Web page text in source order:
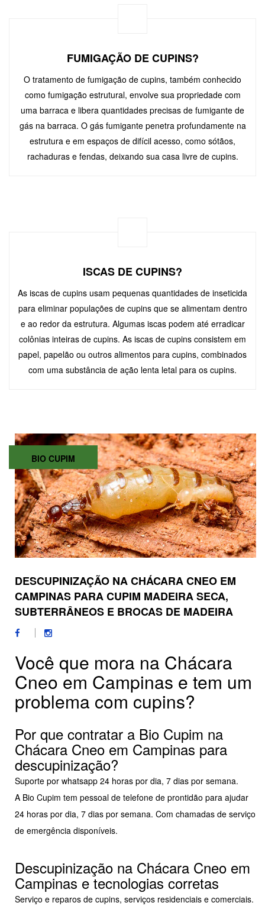
FUMIGAÇÃO DE CUPINS?
O tratamento de fumigação de cupins, também conhecido
como fumigação estrutural, envolve sua propriedade com
uma barraca e libera quantidades precisas de fumigante de
gás na barraca. O gás fumigante penetra profundamente na
estrutura e em espaços de difícil acesso, como sótãos,
rachaduras e fendas, deixando sua casa livre de cupins.
ISCAS DE CUPINS?
As iscas de cupins usam pequenas quantidades de inseticida
para eliminar populações de cupins que se alimentam dentro
e ao redor da estrutura. Algumas iscas podem até erradicar
colônias inteiras de cupins. As iscas de cupins consistem em
papel, papelão ou outros alimentos para cupins, combinados
com uma substância de ação lenta letal para os cupins.
BIO CUPIM
DESCUPINIZAÇÃO NA CHÁCARA CNEO EM
CAMPINAS PARA CUPIM MADEIRA SECA,
SUBTERRÂNEOS E BROCAS DE MADEIRA
Você que mora na Chácara
Cneo em Campinas e tem um
problema com cupins?
Por que contratar a Bio Cupim na
Chácara Cneo em Campinas para
descupinização?
Suporte por whatsapp 24 horas por dia, 7 dias por semana.
A Bio Cupim tem pessoal de telefone de prontidão para ajudar
24 horas por dia, 7 dias por semana. Com chamadas de serviço
de emergência disponíveis.
Descupinização na Chácara Cneo em
Campinas e tecnologias corretas
Serviço e reparos de cupins, serviços residenciais e comerciais.